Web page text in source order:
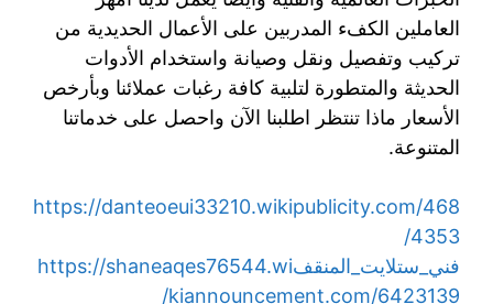
العاملين الكفء المدربين على الأعمال الحديدية من
تركيب وتفصيل ونقل وصيانة واستخدام الأدوات
الحديثة والمتطورة لتلبية كافة رغبات عملائنا وبأرخص
الأسعار ماذا تنتظر اطلبنا الآن واحصل على خدماتنا
المتنوعة.
https://danteoeui33210.wikipublicity.com/468
4353/
فني_ستلايت_المنقفhttps://shaneaqes76544.wi
kiannouncement.com/6423139/